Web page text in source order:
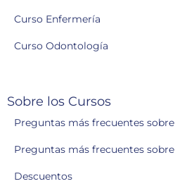
Curso Enfermería
Curso Odontología
Sobre los Cursos
Preguntas más frecuentes
Preguntas más frecuentes
Descuentos